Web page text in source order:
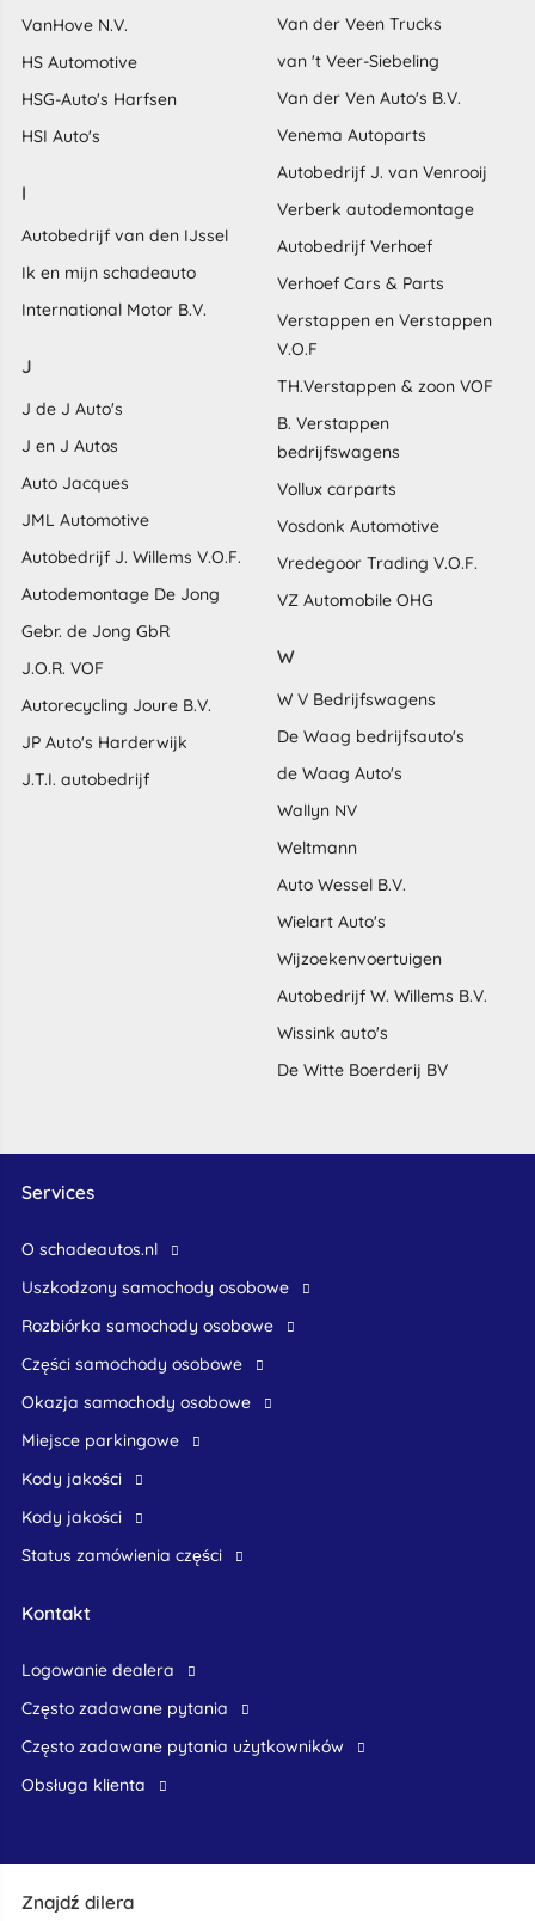
VanHove N.V.
HS Automotive
HSG-Auto's Harfsen
HSI Auto's
I
Autobedrijf van den IJssel
Ik en mijn schadeauto
International Motor B.V.
J
J de J Auto's
J en J Autos
Auto Jacques
JML Automotive
Autobedrijf J. Willems V.O.F.
Autodemontage De Jong
Gebr. de Jong GbR
J.O.R. VOF
Autorecycling Joure B.V.
JP Auto's Harderwijk
J.T.I. autobedrijf
Van der Veen Trucks
van 't Veer-Siebeling
Van der Ven Auto's B.V.
Venema Autoparts
Autobedrijf J. van Venrooij
Verberk autodemontage
Autobedrijf Verhoef
Verhoef Cars & Parts
Verstappen en Verstappen
V.O.F
TH.Verstappen & zoon VOF
B. Verstappen
bedrijfswagens
Vollux carparts
Vosdonk Automotive
Vredegoor Trading V.O.F.
VZ Automobile OHG
W
W V Bedrijfswagens
De Waag bedrijfsauto's
de Waag Auto's
Wallyn NV
Weltmann
Auto Wessel B.V.
Wielart Auto's
Wijzoekenvoertuigen
Autobedrijf W. Willems B.V.
Wissink auto's
De Witte Boerderij BV
Znajdź dilera
Services
O schadeautos.nl
uszkodzony samochody osobowe
rozbiórka samochody osobowe
części samochody osobowe
okazja samochody osobowe
Miejsce parkingowe
Kody jakości
Kody jakości
Status zamówienia części
Kontakt
logowanie dealera
Często zadawane pytania
często zadawane pytania użytkowników
obsługa klienta